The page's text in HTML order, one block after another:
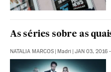
As séries sobre as
NATALIA MARCOS Madri JAN 03, 2016